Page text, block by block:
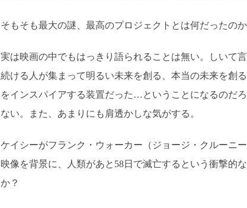
そもそも最大の謎、最高のプロジェクトとは何だったのか
実は映画の中でもはっきり語られることは無い。しいて
続ける人が集まって明るい未来を創る、本当の未来を創
をインスパイアする装置だった…ということになるのだ
ない。また、あまりにも肩透かしな気がする。
ケイシーがフランク・ウォーカー（ジョージ・クルーニ
映像を背景に、人類があと58日で滅亡するという衝撃的
か？